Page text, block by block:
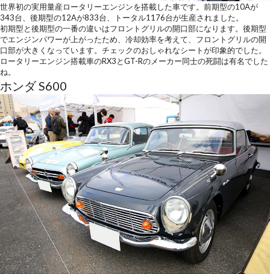
世界初の実用量産ロータリーエンジンを搭載した車です。前期型の10Aが
343台、後期型の12Aが833台、トータル1176台が生産されました。
初期型と後期型の一番の違いはフロントグリルの開口部になります。後期型
でエンジンパワーが上がったため、冷却効率を考えて、フロントグリルの開
口部が大きくなっています。チェックのおしゃれなシートが印象的でした。
ロータリーエンジン搭載車のRX3とGT-Rのメーカー同士の死闘は有名でした
ね。
ホンダ S600